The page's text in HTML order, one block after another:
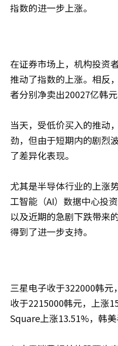
指数的进一步上涨。
在证券市场上，机构投资
推动了指数的上涨。相反
者分别净卖出20027亿韩元
当天，受低价买入的推动
劲，但由于短期内的剧烈
了差异化表现。
尤其是半导体行业的上涨
工智能（AI）数据中心投
以及近期的急剧下跌带来
得到了进一步支持。
三星电子收于322000韩元
收于2215000韩元，上涨
Square上涨13.51%，韩美